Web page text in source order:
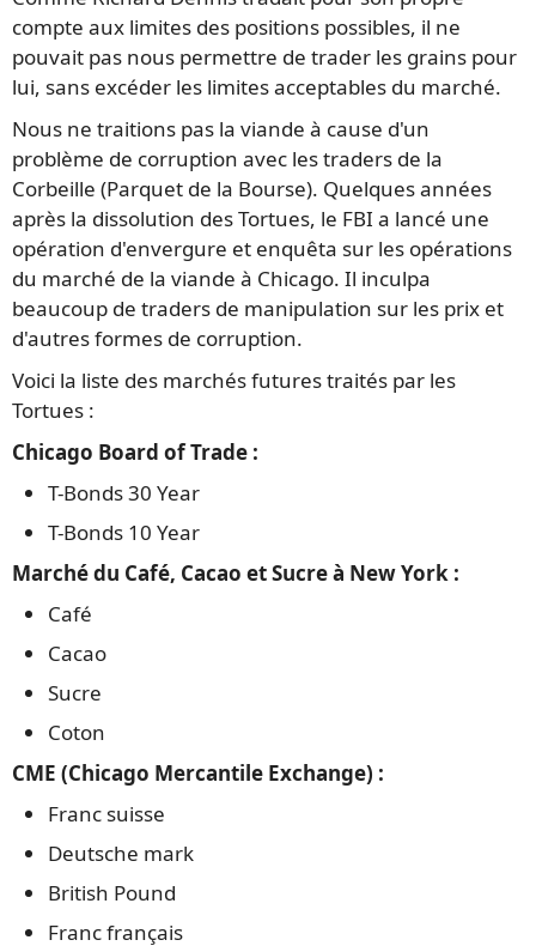
compte aux limites des positions possibles, il ne
pouvait pas nous permettre de trader les grains pour
lui, sans excéder les limites acceptables du marché.
Nous ne traitions pas la viande à cause d'un
problème de corruption avec les traders de la
Corbeille (Parquet de la Bourse). Quelques années
après la dissolution des Tortues, le FBI a lancé une
opération d'envergure et enquêta sur les opérations
du marché de la viande à Chicago. Il inculpa
beaucoup de traders de manipulation sur les prix et
d'autres formes de corruption.
Voici la liste des marchés futures traités par les
Tortues :
Chicago Board of Trade :
T-Bonds 30 Year
T-Bonds 10 Year
Marché du Café, Cacao et Sucre à New York :
Café
Cacao
Sucre
Coton
CME (Chicago Mercantile Exchange) :
Franc suisse
Deutsche mark
British Pound
Franc français